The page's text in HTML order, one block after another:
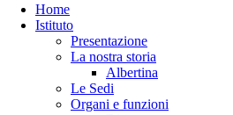
Home
Istituto
Presentazione
La nostra storia
Albertina
Le Sedi
Organi e funzioni